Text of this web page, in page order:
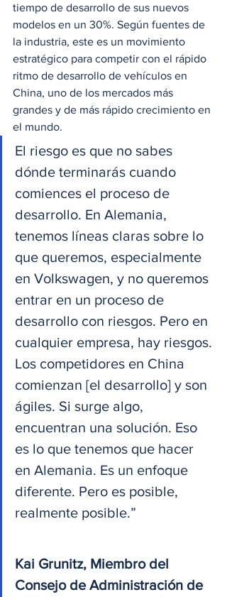
tiempo de desarrollo de sus nuevos
modelos en un 30%. Según fuentes de
la industria, este es un movimiento
estratégico para competir con el rápido
ritmo de desarrollo de vehículos en
China, uno de los mercados más
grandes y de más rápido crecimiento en
el mundo.
El riesgo es que no sabes
dónde terminarás cuando
comiences el proceso de
desarrollo. En Alemania,
tenemos líneas claras sobre lo
que queremos, especialmente
en Volkswagen, y no queremos
entrar en un proceso de
desarrollo con riesgos. Pero en
cualquier empresa, hay riesgos.
Los competidores en China
comienzan [el desarrollo] y son
ágiles. Si surge algo,
encuentran una solución. Eso
es lo que tenemos que hacer
en Alemania. Es un enfoque
diferente. Pero es posible,
realmente posible.”
Kai Grunitz, Miembro del
Consejo de Administración de